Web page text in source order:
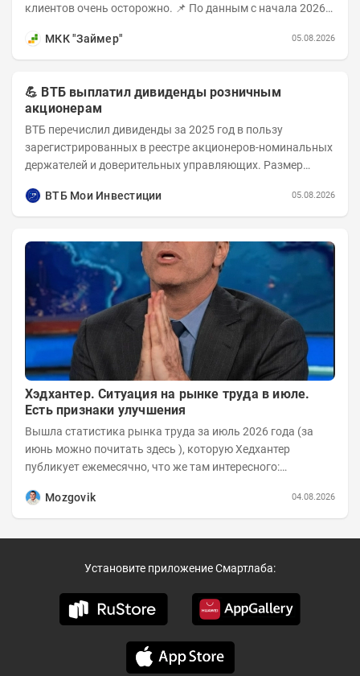
клиентов очень осторожно. 📌 По данным с начала 2026
МКК "Займер"
05.08.2026
💪 ВТБ выплатил дивиденды розничным
акционерам
ВТБ перечислил дивиденды за 2025 год в пользу
зарегистрированных в реестре акционеров-номинальных
держателей и доверительных управляющих. Размер
ВТБ Мои Инвестиции
05.08.2026
Хэдхантер. Ситуация на рынке труда в июле.
Есть признаки улучшения
Вышла статистика рынка труда за июль 2026 года (за
июнь можно почитать здесь ), которую Хедхантер
публикует ежемесячно, что же там интересного:
Mozgovik
04.08.2026
Установите приложение Смартлаба: